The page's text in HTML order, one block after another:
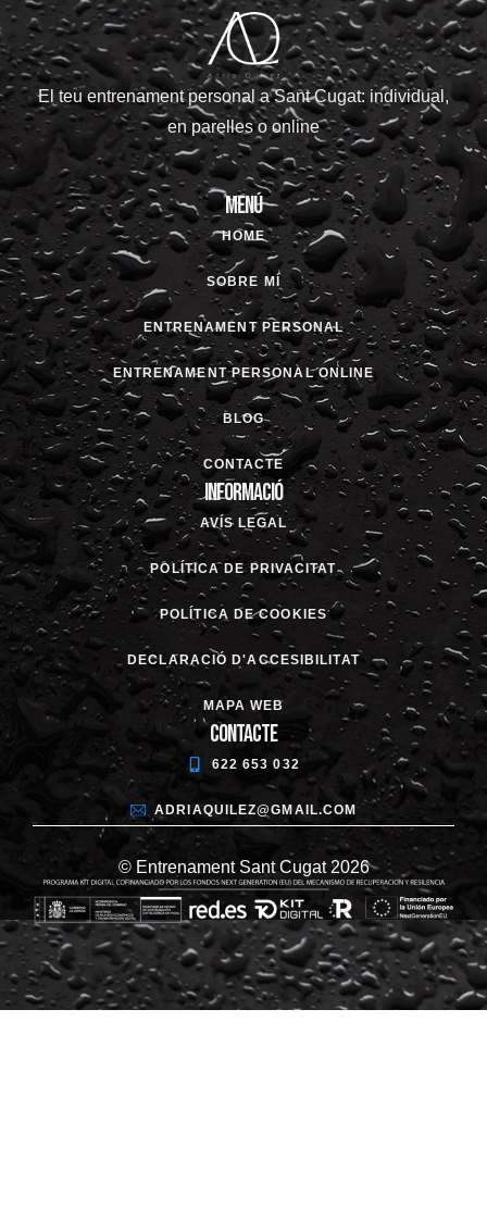
El teu entrenament personal a Sant Cugat: individual,
en parelles o online
Menú
HOME
SOBRE MÍ
ENTRENAMENT PERSONAL
ENTRENAMENT PERSONAL ONLINE
BLOG
CONTACTE
Informació
AVÍS LEGAL
POLÍTICA DE PRIVACITAT
POLÍTICA DE COOKIES
DECLARACIÓ D'ACCESIBILITAT
MAPA WEB
Contacte
622 653 032
ADRIAQUILEZ@GMAIL.COM
© Entrenament Sant Cugat 2026